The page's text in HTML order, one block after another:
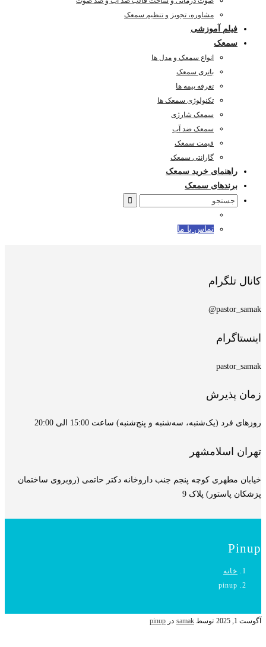
مشاوره، تجویز و تنظیم سمعک
فیلم آموزشی
سمعک
انواع سمعک و مدل ها
باتری سمعک
تعرفه بیمه ها
تکنولوژی سمعک ها
سمعک شارژی
سمعک ضد آب
قیمت سمعک
گارانتی سمعک
راهنمای خرید سمعک
برندهای سمعک
Search
تماس با ما
کانال تلگرام
pastor_samak@
اینستاگرام
pastor_samak
زمان پذیرش
روزهای فرد (یک‌شنبه، سه‌شنبه و پنج‌شنبه) ساعت 15:00 الی 20:00
تهران اسلامشهر
خیابان مطهری کوچه پنجم جنب داروخانه دکتر حاتمی (روبروی ساختمان
پزشکان پاستور) پلاک 9
Pinup
خانه
pinup
آگوست 1, 2025 توسط samak در pinup